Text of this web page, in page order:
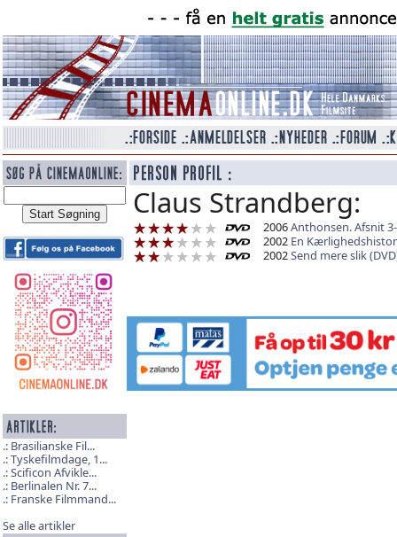
Brasilianske Fil...
Tyskefilmdage, 1...
Scificon Afvikle...
Berlinalen Nr. 7...
Franske Filmmand...
Se alle artikler
Claus Strandberg:
2006Anthonsen. Afsnit
2002 En
2002Send mere slik